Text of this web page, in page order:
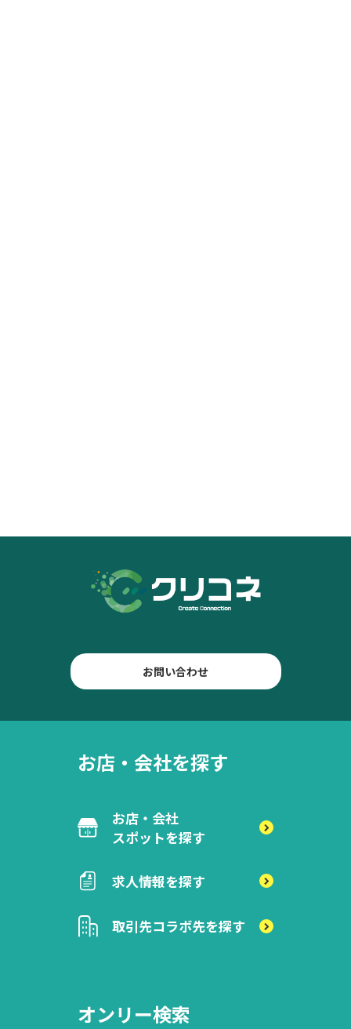
お問い合わせ
お店・会社を探す
お店・会社
スポットを探す
求人情報を探す
取引先コラボ先を探す
オンリー検索